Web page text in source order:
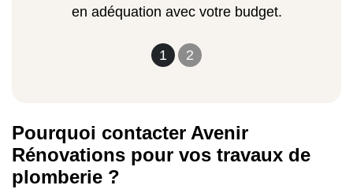
1 2
en adéquation avec votre budget.
Pourquoi contacter Avenir
Rénovations pour vos travaux de
plomberie ?